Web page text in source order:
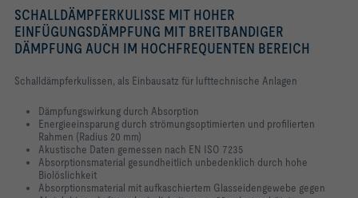
SCHALLDÄMPFERKULISSE MIT HOHER
EINFÜGUNGSDÄMPFUNG MIT BREITBANDIGER
DÄMPFUNG AUCH IM HOCHFREQUENTEN BEREICH
Schalldämpferkulissen, als Einbausatz für lufttechnische Anlagen
Dämpfungswirkung durch Absorption
Energieeinsparung durch strömungsoptimierten und profilierten
Rahmen (Radius 20 mm)
Akustische Daten gemessen nach EN ISO 7235
Absorptionsmaterial gesundheitlich unbedenklich durch hohe
Biolöslichkeit
Absorptionsmaterial mit aufkaschiertem Glasseidengewebe gegen